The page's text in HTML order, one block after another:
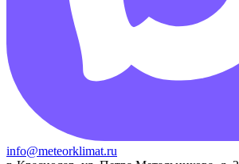
info@meteorklimat.ru